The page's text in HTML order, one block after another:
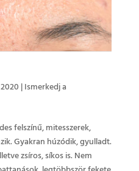
|Ismerkedj a
felszínű, mitesszerek,
Gyakran húzódik, gyulladt.
zsíros, síkos is. Nem